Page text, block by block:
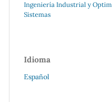
Ingeniería Industrial y
Sistemas
Idioma
Español